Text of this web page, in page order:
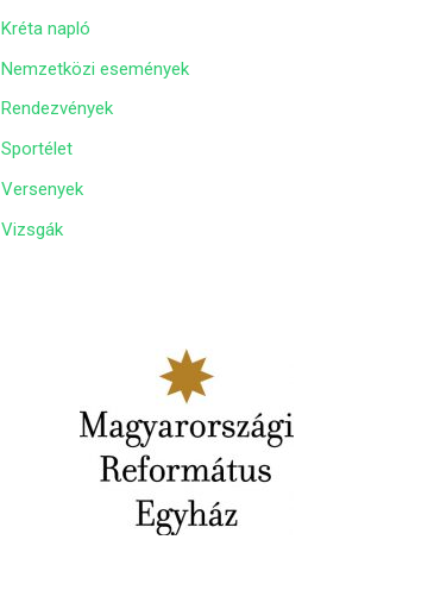
Kréta napló
Nemzetközi események
Rendezvények
Sportélet
Versenyek
Vizsgák